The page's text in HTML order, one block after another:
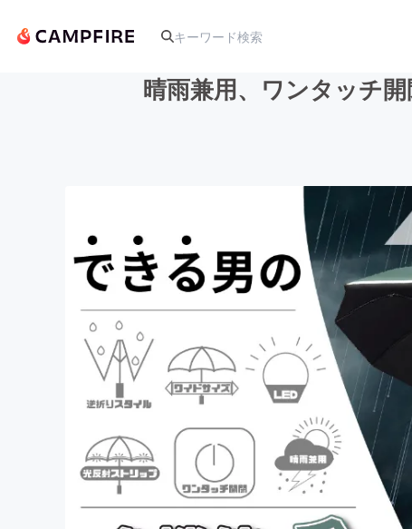
テクノロジー・ガジェット
ビジネス・起業
まちづくり・地域活性化
晴雨兼用、ワンタッチ